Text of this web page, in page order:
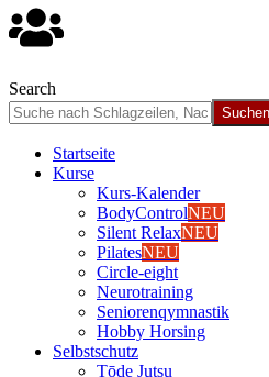
Search
Start­sei­te
Kur­se
Kurs-Kalen­­der
Body­Con­trolNEU
Silent RelaxNEU
Pila­tesNEU
Cir­cle-eight
Neu­ro­trai­ning
Senio­ren­qym­nas­tik
Hob­by Hor­sing
Selbst­schutz
Tōde Jutsu